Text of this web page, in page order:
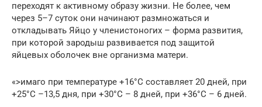
переходят к активному образу жизни. Не более, чем
через 5–7 суток они начинают размножаться и
откладывать Яйцо у членистоногих – форма развития,
при которой зародыш развивается под защитой
яйцевых оболочек вне организма матери.
«>имаго при температуре +16°C составляет 20 дней, при
+25°C –13,5 дня, при +30°C – 8 дней, при +36°C – 6 дней.